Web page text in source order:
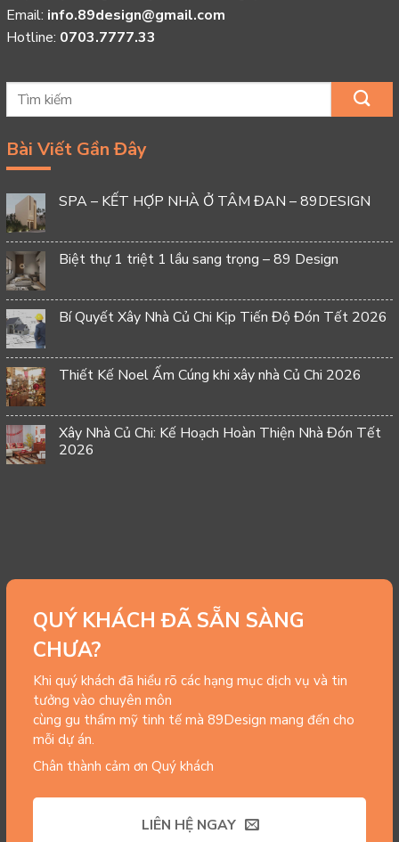
Email: info.89design@gmail.com
Hotline: 0703.7777.33
Bài Viết Gần Đây
SPA – KẾT HỢP NHÀ Ở TÂM ĐAN – 89DESIGN
Biệt thự 1 triệt 1 lầu sang trọng – 89 Design
Bí Quyết Xây Nhà Củ Chi Kịp Tiến Độ Đón Tết 2026
Thiết Kế Noel Ấm Cúng khi xây nhà Củ Chi 2026
Xây Nhà Củ Chi: Kế Hoạch Hoàn Thiện Nhà Đón Tết
2026
QUÝ KHÁCH ĐÃ SẴN SÀNG
CHƯA?
Khi quý khách đã hiểu rõ các hạng mục dịch vụ và tin
tưởng vào chuyên môn
cùng gu thẩm mỹ tinh tế mà 89Design mang đến cho
mỗi dự án.
Chân thành cảm ơn Quý khách
LIÊN HỆ NGAY